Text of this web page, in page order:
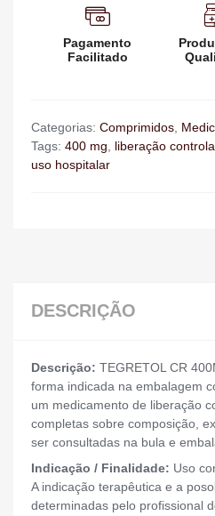
Pagamento
Facilitado
Categorias: Comprimidos,
Tags: 400 mg, liberação
uso hospitalar
DESCRIÇÃO
Descrição: TEGRETOL CR
forma indicada na embalagem
um medicamento de liberação
completas sobre composição,
ser consultadas na bula e
Indicação / Finalidade: Uso
A indicação terapêutica e a
determinadas pelo profissional